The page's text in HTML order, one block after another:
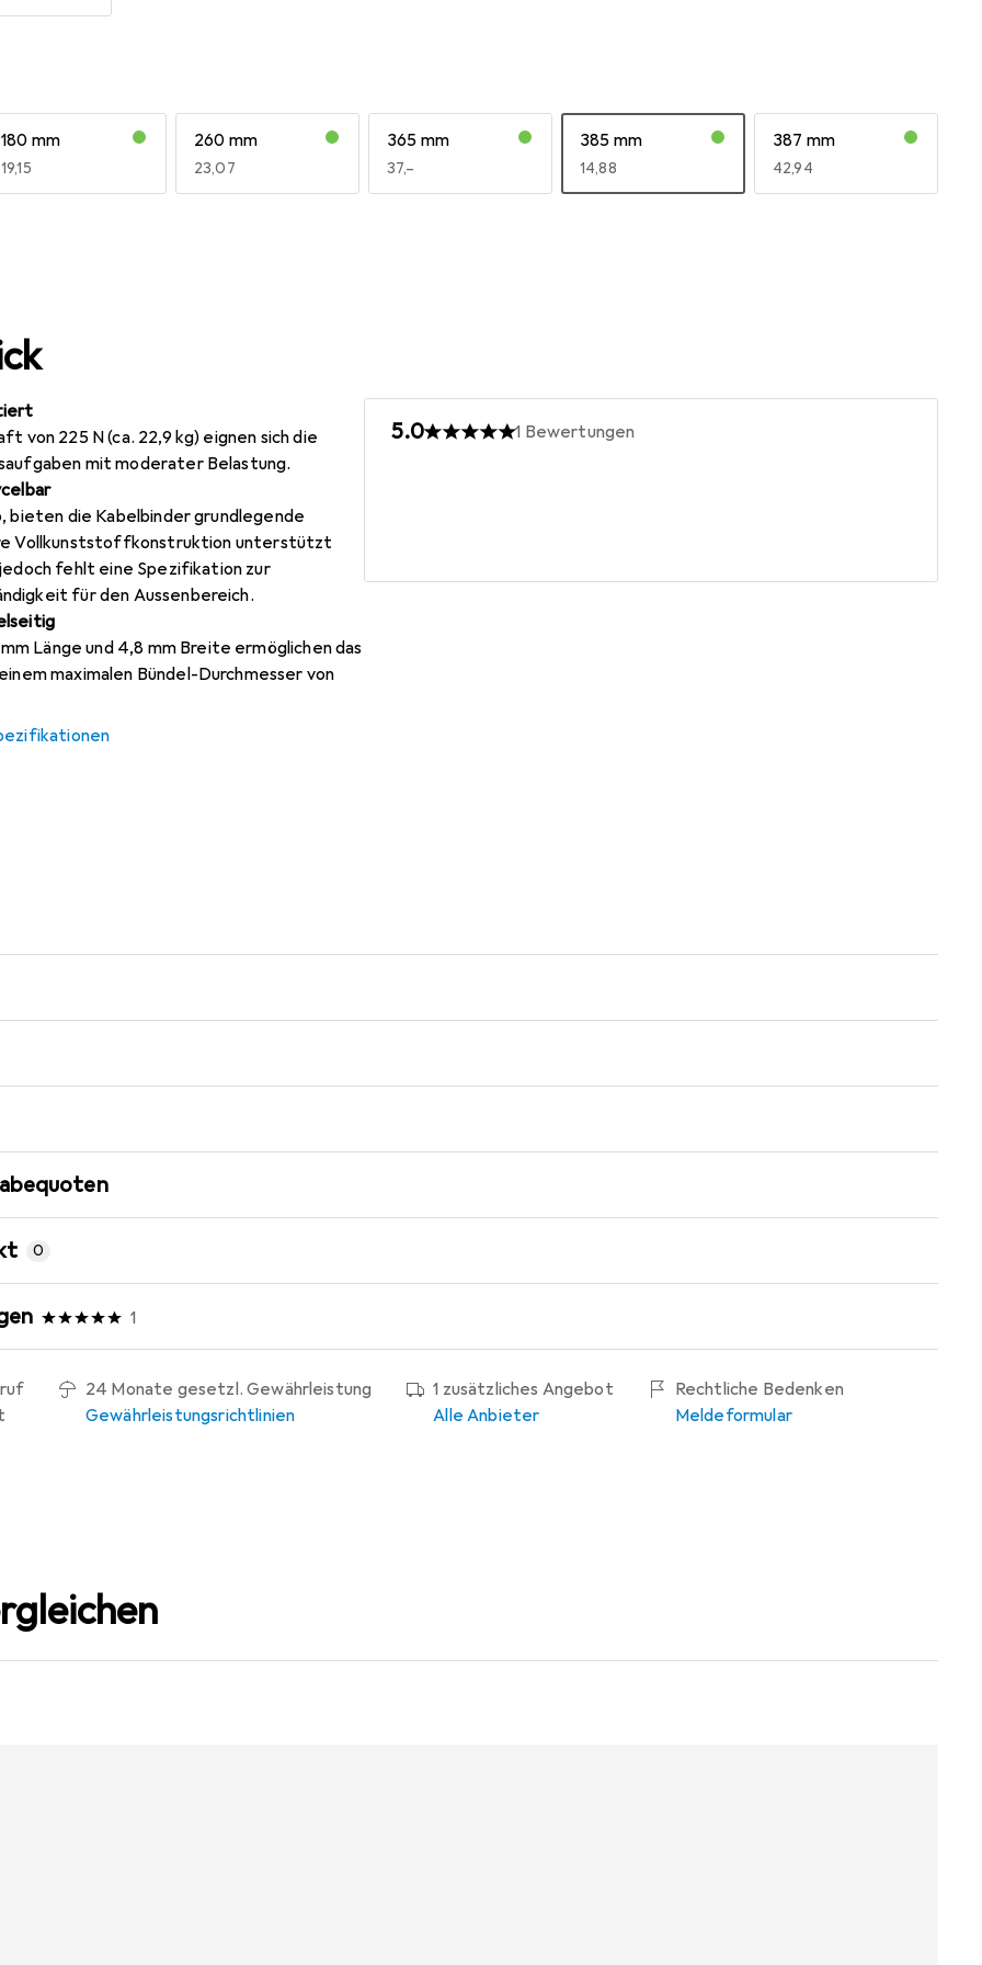
180 mm
EUR
19,15
260 mm
EUR
23,07
365 mm
EUR
37,–
385 mm
EUR
14,88
387 mm
EUR
42,94
von 225 N (ca. 22,9 kg) eignen sich die
mit moderater Belastung.
bieten die Kabelbinder grundlegende
Vollkunststoffkonstruktion unterstützt
fehlt eine Spezifikation zur
für den Aussenbereich.
Länge und 4,8 mm Breite ermöglichen das
maximalen Bündel-Durchmesser von
5.0 1 Bewertungen
0
1
24 Monate gesetzl. Gewährleistung
Gewährleistungsrichtlinien
1 zusätzliches Angebot
Alle Anbieter
Rechtliche Bedenken
Meldeformular